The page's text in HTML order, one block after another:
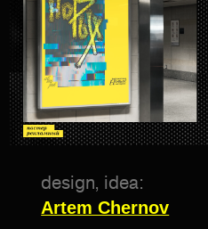
design, idea:
Artem Chernov